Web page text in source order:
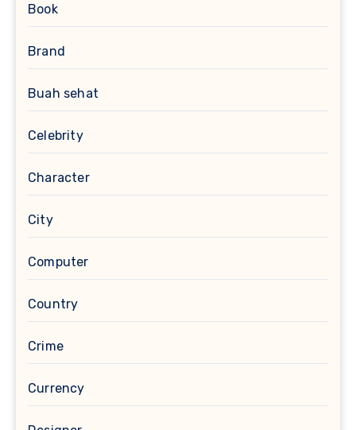
Book
Brand
Buah sehat
Celebrity
Character
City
Computer
Country
Crime
Currency